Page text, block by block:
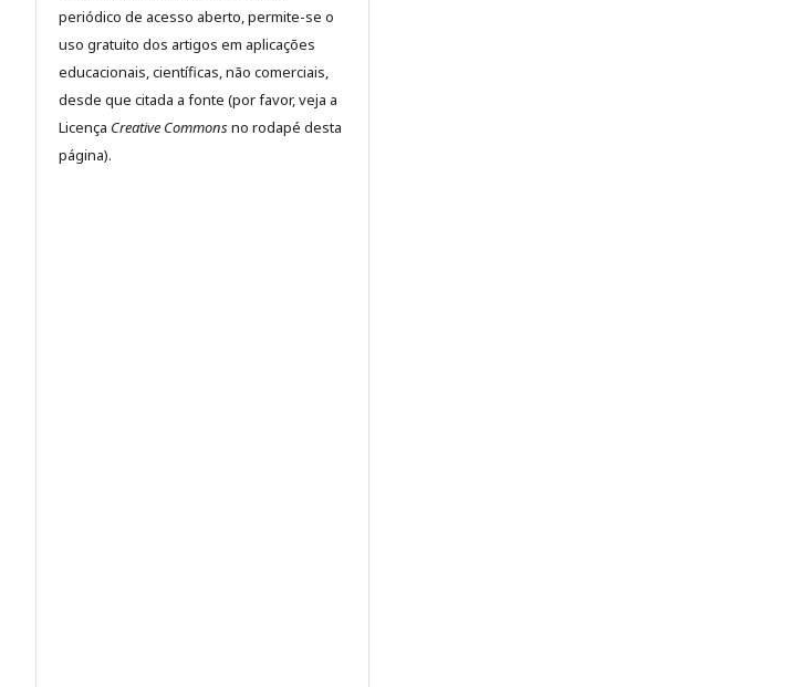
periódico de acesso aberto, permite-se o
uso gratuito dos artigos em aplicações
educacionais, científicas, não comerciais,
desde que citada a fonte (por favor, veja a
Licença Creative Commonsno rodapé desta
página).